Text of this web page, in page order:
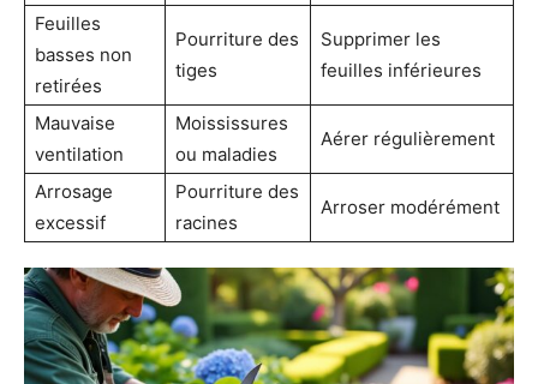
Feuilles
basses non
retirées
Pourriture des
tiges
Supprimer les
feuilles inférieures
Mauvaise
ventilation
Moississures
ou maladies
Aérer régulièrement
Arrosage
excessif
Pourriture des
racines
Arroser modérément